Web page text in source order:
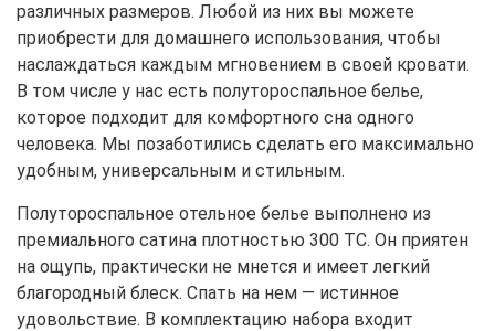
различных размеров. Любой из них вы можете
приобрести для домашнего использования, чтобы
наслаждаться каждым мгновением в своей кровати.
В том числе у нас есть полутороспальное белье,
которое подходит для комфортного сна одного
человека. Мы позаботились сделать его максимально
удобным, универсальным и стильным.
Полутороспальное отельное белье выполнено из
премиального сатина плотностью 300 ТС. Он приятен
на ощупь, практически не мнется и имеет легкий
благородный блеск. Спать на нем — истинное
удовольствие. В комплектацию набора входит